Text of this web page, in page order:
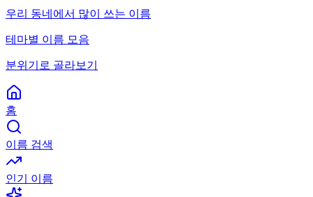
우리 동네에서 많이 쓰는 이름
테마별 이름 모음
분위기로 골라보기
홈
이름 검색
인기 이름